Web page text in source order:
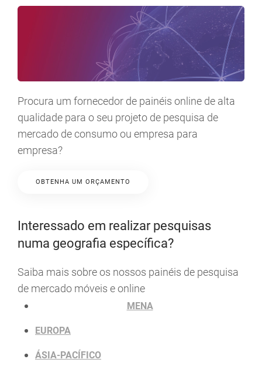
Procura um fornecedor de painéis online de alta
qualidade para o seu projeto de pesquisa de
mercado de consumo ou empresa para
empresa?
OBTENHA UM ORÇAMENTO
Interessado em realizar pesquisas
numa geografia específica?
Saiba mais sobre os nossos painéis de pesquisa
de mercado móveis e online
MENA
EUROPA
ÁSIA-PACÍFICO